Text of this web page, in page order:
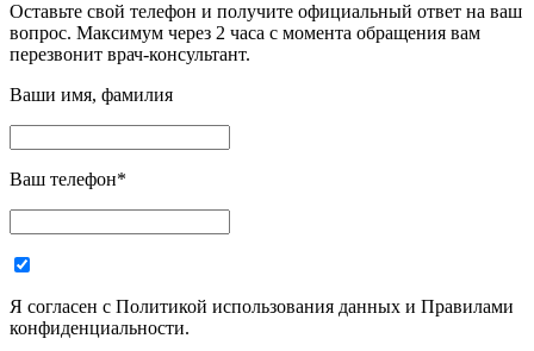
Оставьте свой телефон и получите официальный ответ на ваш
вопрос. Максимум через 2 часа с момента обращения вам
перезвонит врач-консультант.
Ваши имя, фамилия
Ваш телефон*
Я согласен с Политикой использования данных и Правилами
конфиденциальности.